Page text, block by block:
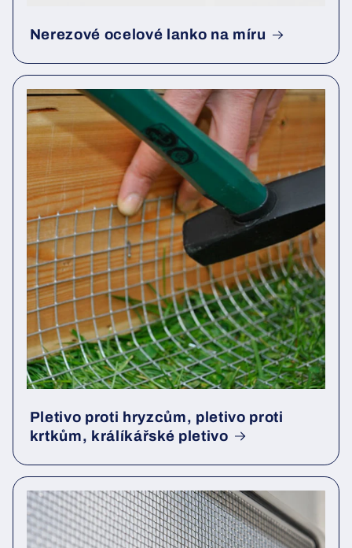
Nerezové ocelové lanko na míru
Pletivo proti hryzcům, pletivo proti
krtkům, králíkářské pletivo